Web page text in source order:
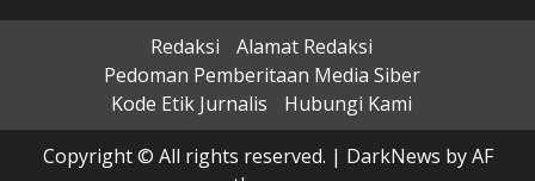
Redaksi
Alamat Redaksi
Pedoman Pemberitaan Media Siber
Kode Etik Jurnalis
Hubungi Kami
Copyright © All rights reserved. | DarkNews by AF